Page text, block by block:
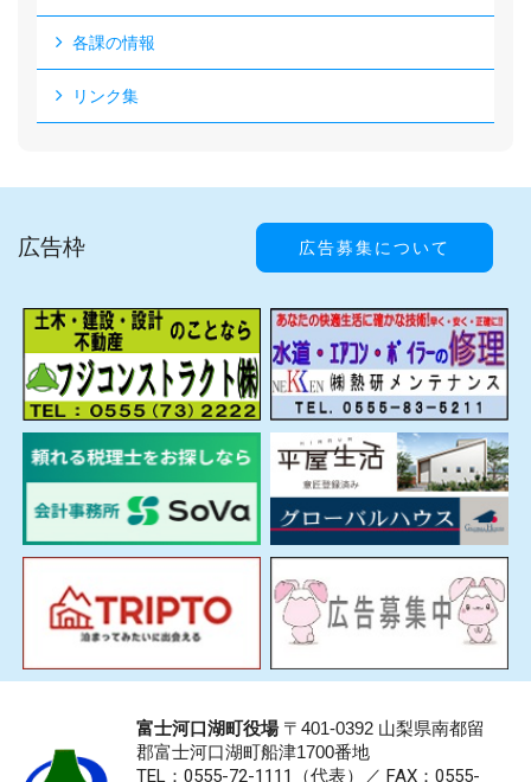
各課の情報
リンク集
広告枠 広告募集について
富士河口湖町役場〒401-0392 山梨県南都留
郡富士河口湖町船津1700番地
TEL：0555-72-1111 （代表）／ FAX：0555-